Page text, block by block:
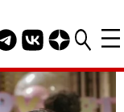
канал
Группа HELLO
Канал